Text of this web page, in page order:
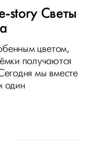
story Светы
цветом,
получаются
мы вместе
один